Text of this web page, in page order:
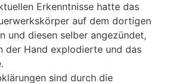
Erkenntnisse hatte das
auf dem dortigen
und diesen selber angezündet,
der Hand explodierte und das
sind durch die